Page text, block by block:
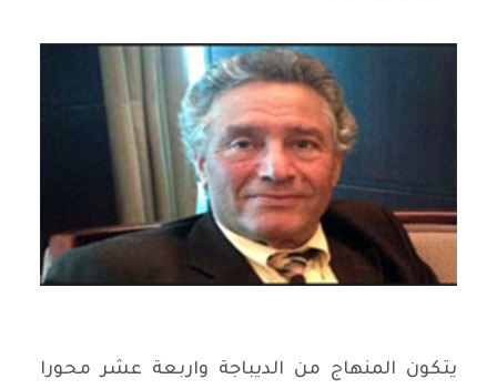
يتكون المنهاج من الديباجة واربعة عشر محورا